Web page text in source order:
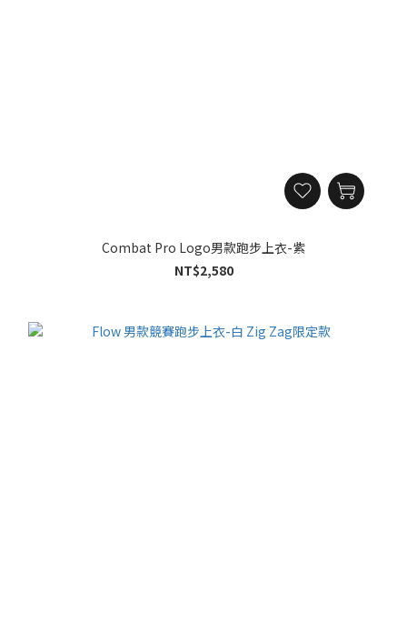
Combat Pro Logo男款跑步上衣-紫
NT$2,580